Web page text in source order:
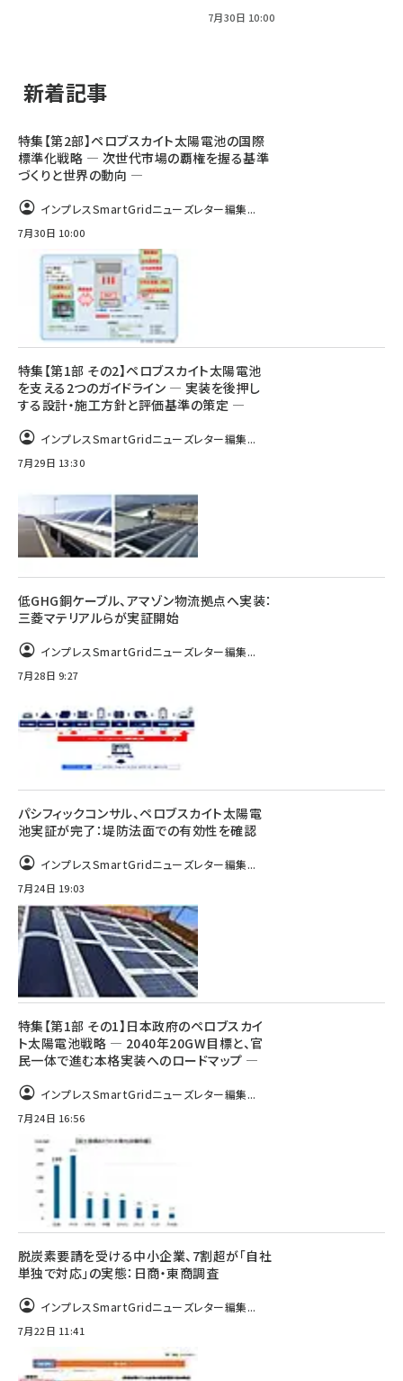
7月30日 10:00
新着記事
特集【第2部】ペロブスカイト太陽電池の国際
標準化戦略 ― 次世代市場の覇権を握る基準
づくりと世界の動向 ―
インプレスSmartGridニューズレター編集...
7月30日 10:00
特集【第1部 その2】ペロブスカイト太陽電池
を支える2つのガイドライン ― 実装を後押し
する設計・施工方針と評価基準の策定 ―
インプレスSmartGridニューズレター編集...
7月29日 13:30
低GHG銅ケーブル、アマゾン物流拠点へ実装：
三菱マテリアルらが実証開始
インプレスSmartGridニューズレター編集...
7月28日 9:27
パシフィックコンサル、ペロブスカイト太陽電
池実証が完了：堤防法面での有効性を確認
インプレスSmartGridニューズレター編集...
7月24日 19:03
特集【第1部 その1】日本政府のペロブスカイ
ト太陽電池戦略 ― 2040年20GW目標と、官
民一体で進む本格実装へのロードマップ ―
インプレスSmartGridニューズレター編集...
7月24日 16:56
脱炭素要請を受ける中小企業、7割超が「自社
単独で対応」の実態：日商・東商調査
インプレスSmartGridニューズレター編集...
7月22日 11:41